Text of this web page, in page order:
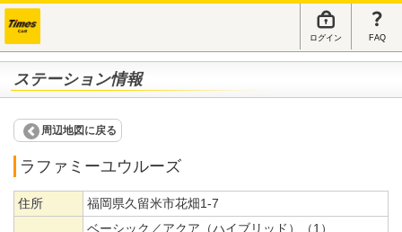
ログイン FAQ
ステーション情報
周辺地図に戻る
ラファミーユウルーズ
住所 福岡県久留米市花畑1-7
ベーシック／アクア（ハイブリッド）（1）